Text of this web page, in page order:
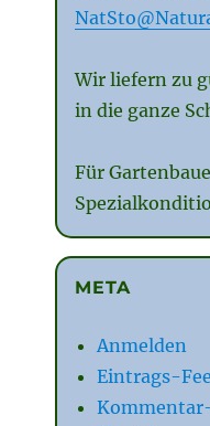
Wir liefern zu
in die ganze
Für
META
Anmelden
Eintrags-